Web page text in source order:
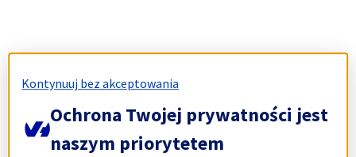
Kontynuuj bez akceptowania
Ochrona Twojej prywatności jest
naszym priorytetem